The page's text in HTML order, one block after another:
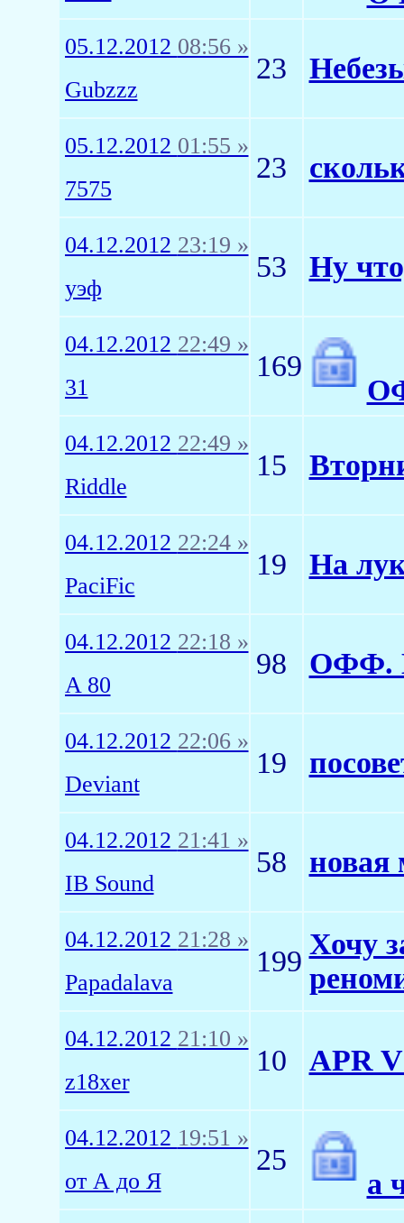
05.12.2012 08:56 »
Gubzzz
23
05.12.2012 01:55 »
7575
23
04.12.2012 23:19 »
уэф
53 Ну
04.12.2012 22:49 »
31
169
04.12.2012 22:49 »
Riddle
15
04.12.2012 22:24 »
PaciFic
19 На
04.12.2012 22:18 »
A 80
98 ОФФ.
04.12.2012 22:06 »
Deviant
19
04.12.2012 21:41 »
IB Sound
58 новая
04.12.2012 21:28 »
Papadalava
199
Хочу
04.12.2012 21:10 »
z18xer
10 APR
04.12.2012 19:51 »
от А до Я
25
а